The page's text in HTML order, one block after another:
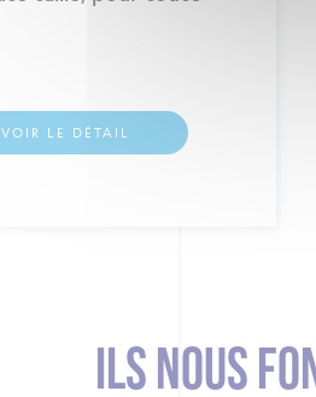
VOIR LE DÉTAIL
ILS NOUS